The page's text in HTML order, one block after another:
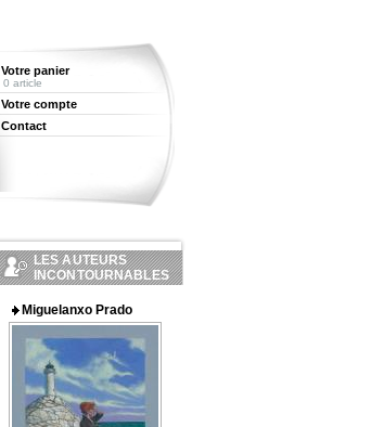
Votre panier
0 article
Votre compte
Contact
LES AUTEURS
INCONTOURNABLES
Miguelanxo Prado